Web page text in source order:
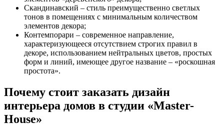
Скандинавский – стиль преимущественно светлых
тонов в помещениях с минимальным количеством
элементов декора;
Контемпорари – современное направление,
характеризующееся отсутствием строгих правил в
декоре, использованием нейтральных цветов, простых
форм и линий, имеющее другое название – «роскошная
простота».
Почему стоит заказать дизайн
интерьера домов в студии «Master-
House»